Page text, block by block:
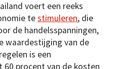
voert een reeks
testimuleren, die
de handelsspanningen,
waardestijging van de
is een
procent van de kosten